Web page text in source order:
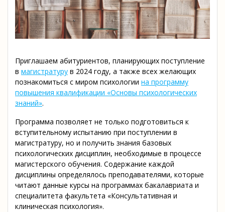
Приглашаем абитуриентов, планирующих поступление
в магистратуру в 2024 году, а также всех желающих
познакомиться с миром психологии на программу
повышения квалификации «Основы психологических
знаний».
Программа позволяет не только подготовиться к
вступительному испытанию при поступлении в
магистратуру, но и получить знания базовых
психологических дисциплин, необходимые в процессе
магистерского обучения. Содержание каждой
дисциплины определялось преподавателями, которые
читают данные курсы на программах бакалавриата и
специалитета факультета «Консультативная и
клиническая психология».